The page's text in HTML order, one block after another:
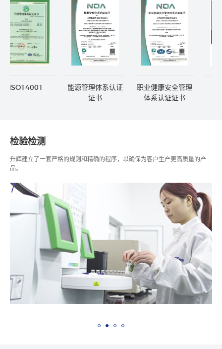
ISO14001
能源管理体系认证
证书
职业健康安全管理
体系认证证书
检验检测
升辉建立了一套严格的规则和精确的程序，以确保为客户生产更高质量的产
品。